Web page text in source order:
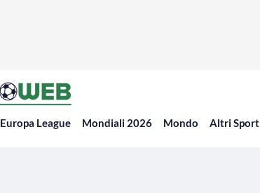
Europa League Mondiali 2026 Mondo Altri Sport